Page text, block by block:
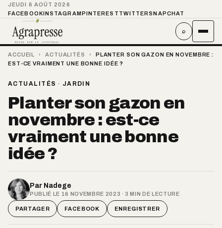
JEUDI 6 AOÛT 2026
FACEBOOKINSTAGRAMPINTEREST TWITTER SNAPCHAT
⌕
ACCUEIL › ACTUALITÉS ›
PLANTER SON GAZON EN NOVEMBRE :
EST-CE VRAIMENT UNE BONNE IDÉE ?
ACTUALITÉS · JARDIN
Planter son gazon en
novembre : est-ce
vraiment une bonne
idée ?
Par Nadege
PUBLIÉ LE 16 NOVEMBRE 2023 · 3 MIN DE LECTURE
PARTAGER FACEBOOK ENREGISTRER